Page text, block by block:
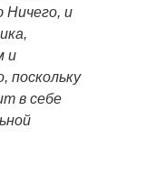
Ничего, и
и
поскольку
в себе